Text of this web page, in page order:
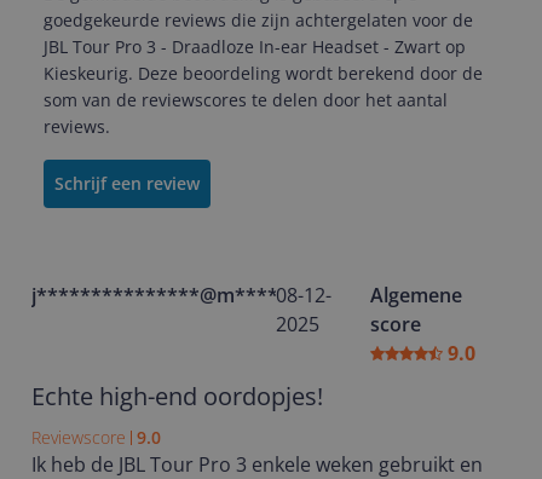
goedgekeurde reviews die zijn achtergelaten voor de
JBL Tour Pro 3 - Draadloze In-ear Headset - Zwart op
Kieskeurig. Deze beoordeling wordt berekend door de
som van de reviewscores te delen door het aantal
reviews.
Schrijf een review
j***************@m*****08-12-
2025
Algemene
score
9.0
Echte high-end oordopjes!
Reviewscore 9.0
Ik heb de JBL Tour Pro 3 enkele weken gebruikt en